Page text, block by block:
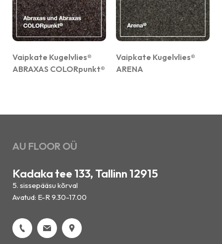
Vaipkate Kugelvlies®
ABRAXAS COLORpunkt®
Vaipkate Kugelvlies®
ARENA
AU FLOOR OÜ
Kadaka tee 133, Tallinn 12915
5. sissepääsu kõrval
Avatud: E-R 9.30-17.00